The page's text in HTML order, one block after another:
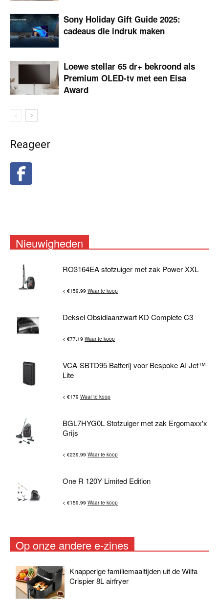
Sony Holiday Gift Guide 2025:
cadeaus die indruk maken
Loewe stellar 65 dr+ bekroond als
Premium OLED-tv met een Eisa
Award
Reageer
Nieuwigheden
RO3164EA stofzuiger met zak Power XXL
< €159.99 Waar te koop
Deksel Obsidiaanzwart KD Complete C3
< €77.19 Waar te koop
VCA-SBTD95 Batterij voor Bespoke AI Jet™
Lite
< €179 Waar te koop
BGL7HYG0L Stofzuiger met zak Ergomaxx'x
Grijs
< €239.99 Waar te koop
One R 120Y Limited Edition
< €159.99 Waar te koop
Op onze andere e-zines
Knapperige familiemaaltijden uit de Wilfa
Crispier 8L airfryer